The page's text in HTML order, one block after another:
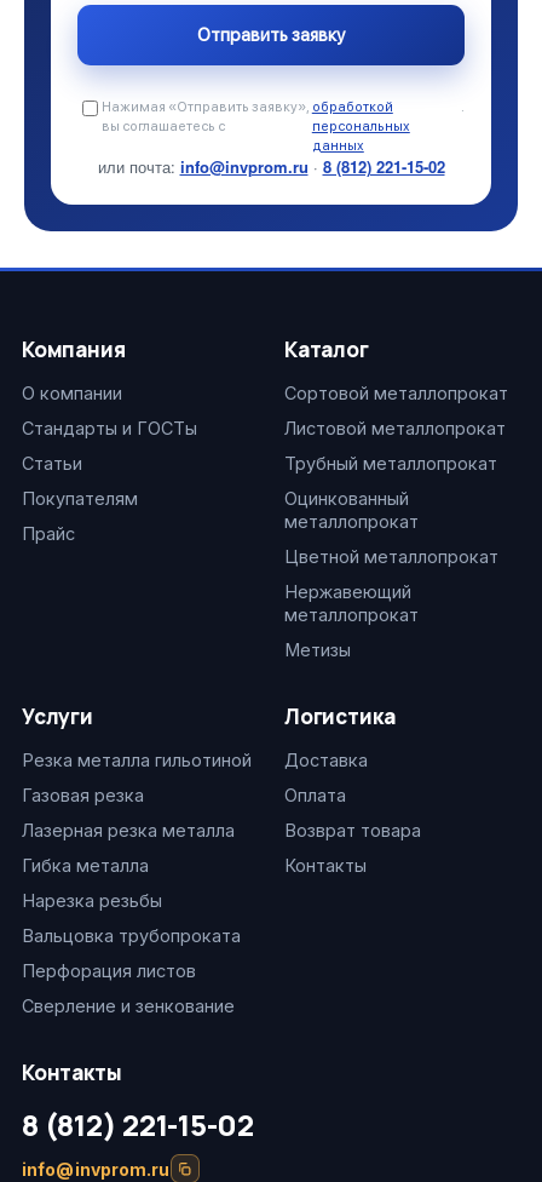
Нажимая «Отправить заявку»,
вы соглашаетесь с
обработкой
персональных
данных
.
или почта: info@invprom.ru · 8 (812) 221-15-02
Компания
О компании
Стандарты и ГОСТы
Статьи
Покупателям
Прайс
Каталог
Сортовой металлопрокат
Листовой металлопрокат
Трубный металлопрокат
Оцинкованный
металлопрокат
Цветной металлопрокат
Нержавеющий
металлопрокат
Метизы
Услуги
Резка металла гильотиной
Газовая резка
Лазерная резка металла
Гибка металла
Нарезка резьбы
Вальцовка трубопроката
Перфорация листов
Сверление и зенкование
Логистика
Доставка
Оплата
Возврат товара
Контакты
Контакты
8 (812) 221-15-02
info@invprom.ru